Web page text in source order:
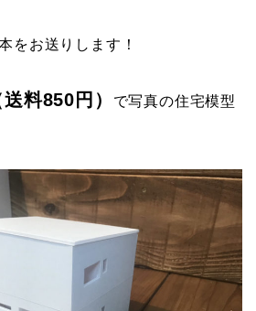
をお送りします！
料850円）
で写真の住宅模型